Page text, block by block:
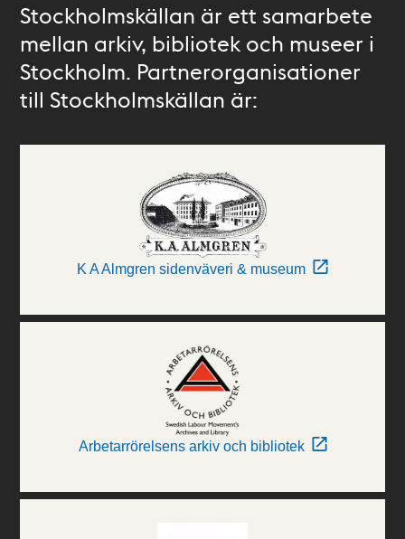
Stockholmskällan är ett samarbete
mellan arkiv, bibliotek och museer i
Stockholm. Partnerorganisationer
till Stockholmskällan är:
K A Almgren sidenväveri & museum
Arbetarrörelsens arkiv och bibliotek